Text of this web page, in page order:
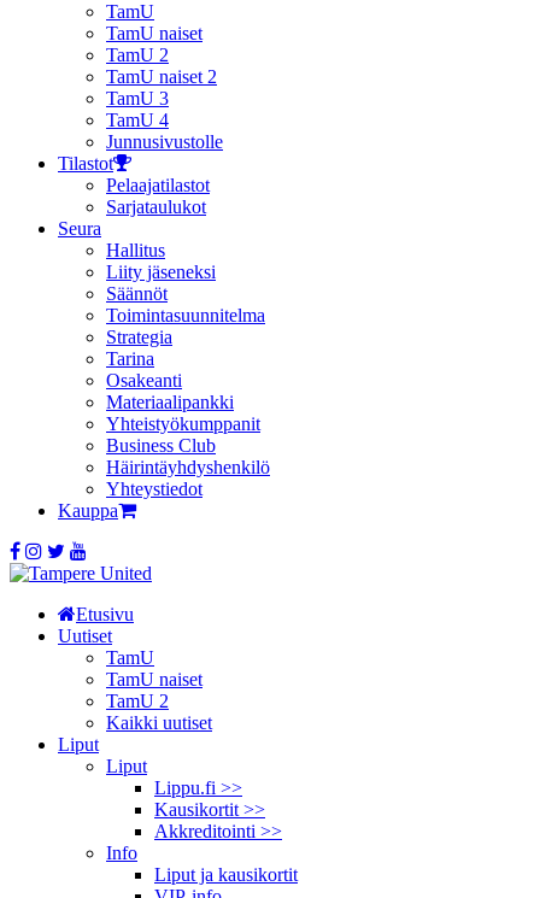
TamU
TamU naiset
TamU 2
TamU naiset 2
TamU 3
TamU 4
Junnusivustolle
Tilastot
Pelaajatilastot
Sarjataulukot
Seura
Hallitus
Liity jäseneksi
Säännöt
Toimintasuunnitelma
Strategia
Tarina
Osakeanti
Materiaalipankki
Yhteistyö­kumppanit
Business Club
Häirintä­yhdyshenkilö
Yhteystiedot
Kauppa
Etusivu
Uutiset
TamU
TamU naiset
TamU 2
Kaikki uutiset
Liput
Liput
Lippu.fi >>
Kausikortit >>
Akkreditointi >>
Info
Liput ja kausikortit